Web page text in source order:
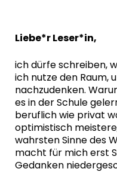
Liebe*r Leser*in,
ich dürfe schreiben,
ich nutze den Raum,
nachzudenken.
es in der Schule
beruflich wie privat
optimistisch
wahrsten Sinne des
macht für mich erst
Gedanken